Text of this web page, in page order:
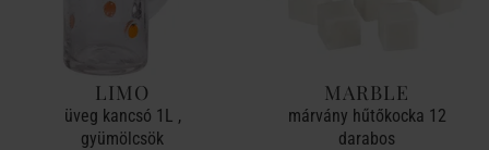
LIMO
üveg kancsó 1L ,
gyümölcsök
MARBLE
márvány hűtőkocka 12
darabos